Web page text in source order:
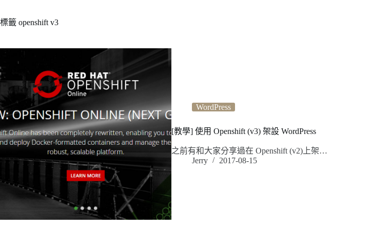
標籤 openshift v3
WordPress
[教學] 使用 Openshift (v3) 架設 WordPress
之前有和大家分享過在 Openshift (v2)上架…
Jerry
2017-08-15